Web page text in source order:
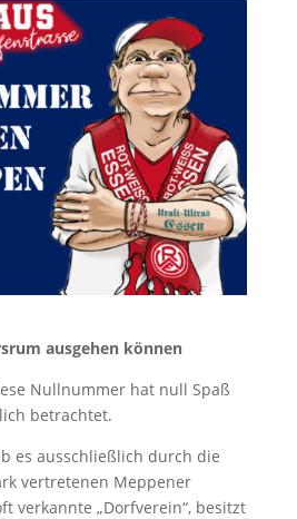
ausgehen können
Nullnummer hat null Spaß
betrachtet.
es ausschließlich durch die
vertretenen Meppener
verkannte „Dorfverein“, besitzt